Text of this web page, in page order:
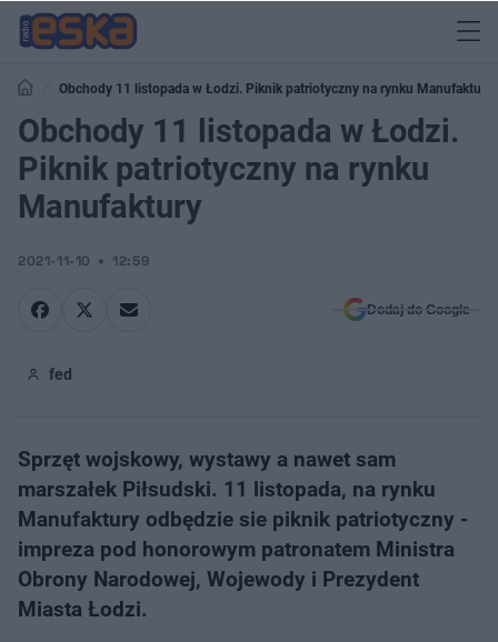
Obchody 11 listopada w Łodzi. Piknik patriotyczny na rynku Manufaktury
Obchody 11 listopada w Łodzi.
Piknik patriotyczny na rynku
Manufaktury
2021-11-10 12:59
Dodaj do Google
fed
Sprzęt wojskowy, wystawy a nawet sam
marszałek Piłsudski. 11 listopada, na rynku
Manufaktury odbędzie sie piknik patriotyczny -
impreza pod honorowym patronatem Ministra
Obrony Narodowej, Wojewody i Prezydent
Miasta Łodzi.